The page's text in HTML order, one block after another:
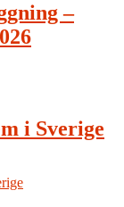
–
i Sverige